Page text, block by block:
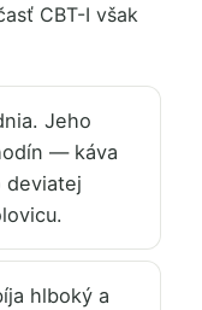
CBT-I však
Jeho
— káva
deviatej
hlboký a